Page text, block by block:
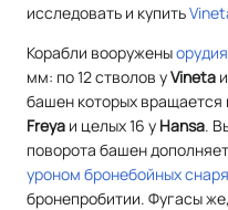
исследовать и купить
Корабли вооружены
мм: по 12 стволов уVineta и
башен которых вращается
Freya и целых 16 у Hansa.
поворота башен
уроном бронебойных
бронепробитии. Фугасы